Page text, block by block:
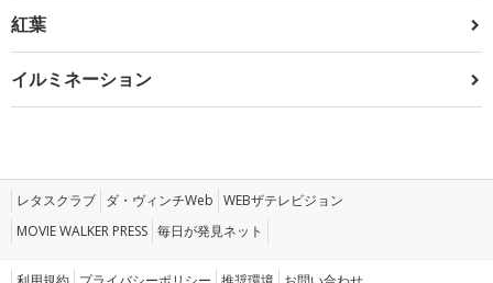
紅葉
イルミネーション
レタスクラブ ダ・ヴィンチWeb WEBザテレビジョン
MOVIE WALKER PRESS 毎日が発見ネット